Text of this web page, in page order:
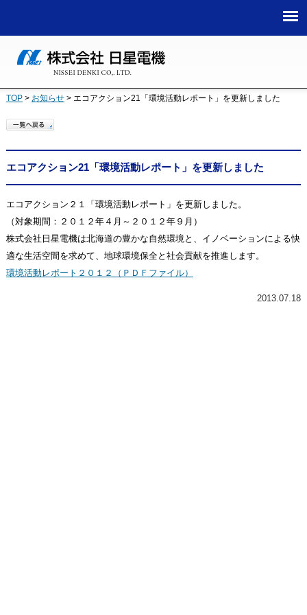
TOP> お知らせ> エコアクション21「環境活動レポート」を更新しました
エコアクション21「環境活動レポート」を更新しました
エコアクション２１「環境活動レポート」を更新しました。
（対象期間：２０１２年４月～２０１２年９月）
株式会社日星電機は北海道の豊かな自然環境と、イノベーションによる快
適な生活空間を求めて、地球環境保全と社会貢献を推進します。
環境活動レポート２０１２（ＰＤＦファイル）
2013.07.18